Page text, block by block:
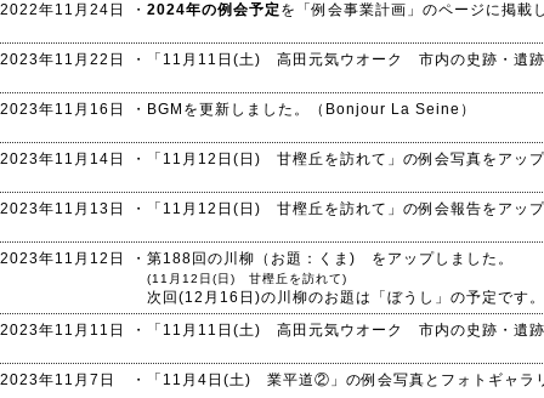
2022年11月24日
・ 2024年の例会予定を「例会事業計画」のページに掲載
2023年11月22日 ・「11月11日(土) 高田元気ウオーク 市内の史跡・遺
2023年11月16日 ・BGMを更新しました。（Bonjour La Seine）
2023年11月14日 ・「11月12日(日) 甘樫丘を訪れて」の例会写真をアッ
2023年11月13日 ・「11月12日(日) 甘樫丘を訪れて」の例会報告をアッ
2023年11月12日 ・第188回の川柳（お題：くま) をアップしました。
(11月12日(日) 甘樫丘を訪れて)
次回(12月16日)の川柳のお題は「ぼうし」の予定です。
2023年11月11日
・「11月11日(土) 高田元気ウオーク 市内の史跡・遺
2023年11月7日 ・「11月4日(土) 業平道②」の例会写真とフォトギャラ